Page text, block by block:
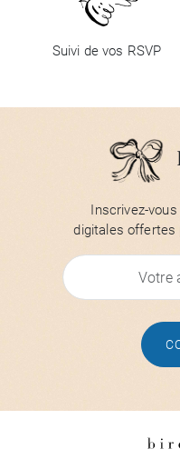
Suivi de vos RSVP
Inscrivez-
digitales offertes